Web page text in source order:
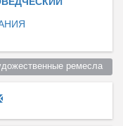
УДК 745  Художественные промыслы. Художественные ремесла